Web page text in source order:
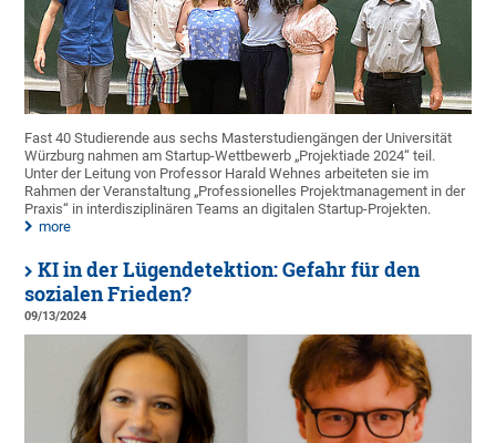
Fast 40 Studierende aus sechs Masterstudiengängen der Universität
Würzburg nahmen am Startup-Wettbewerb „Projektiade 2024“ teil.
Unter der Leitung von Professor Harald Wehnes arbeiteten sie im
Rahmen der Veranstaltung „Professionelles Projektmanagement in der
Praxis“ in interdisziplinären Teams an digitalen Startup-Projekten.
more
KI in der Lügendetektion: Gefahr für den
sozialen Frieden?
09/13/2024